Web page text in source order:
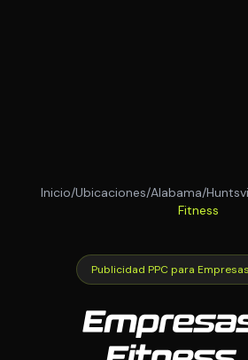
Inicio/Ubicaciones/Alabama/
Fitness
Publicidad PPC para